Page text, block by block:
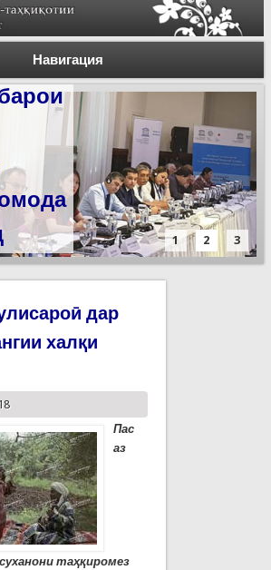
Навигация
роҳи
1 2 3
дар
халқи
Пас
аз
таҳқиромез